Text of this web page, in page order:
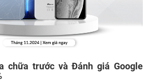
chữa trước và Đánh giá Google